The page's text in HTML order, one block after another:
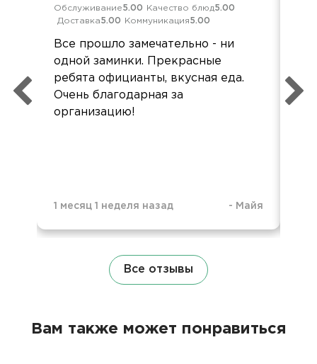
Обслуживание5.00 Качество блюд5.00
Доставка5.00 Коммуникация5.00
Все прошло замечательно - ни
одной заминки. Прекрасные
ребята официанты, вкусная еда.
Очень благодарная за
организацию!
1 месяц 1 неделя назад - Майя
Все отзывы
Вам также может понравиться